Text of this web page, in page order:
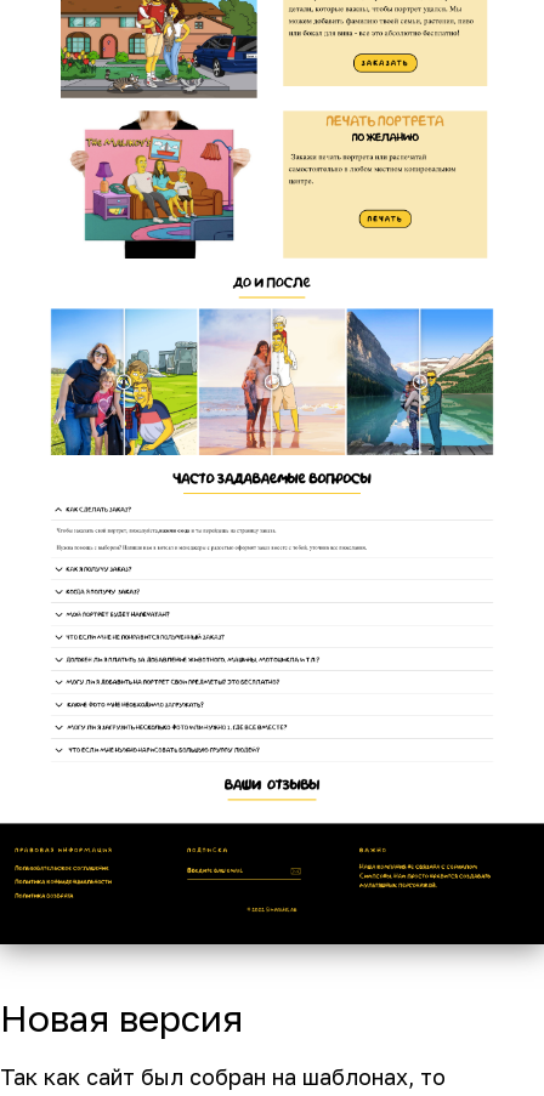
Новая версия
Так как сайт был собран на шаблонах, то